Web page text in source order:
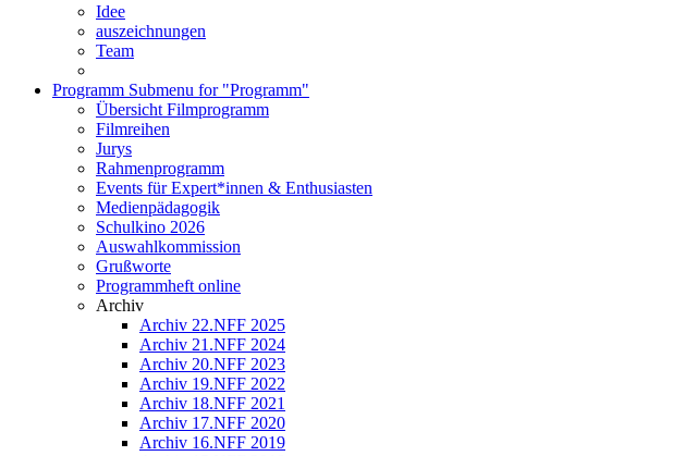
Idee
auszeichnungen
Team
Programm Submenu for "Programm"
Übersicht Filmprogramm
Filmreihen
Jurys
Rahmenprogramm
Events für Expert*innen & Enthusiasten
Medienpädagogik
Schulkino 2026
Auswahlkommission
Grußworte
Programmheft online
Archiv
Archiv 22.NFF 2025
Archiv 21.NFF 2024
Archiv 20.NFF 2023
Archiv 19.NFF 2022
Archiv 18.NFF 2021
Archiv 17.NFF 2020
Archiv 16.NFF 2019